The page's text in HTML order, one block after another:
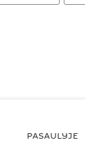
PASAULYJE